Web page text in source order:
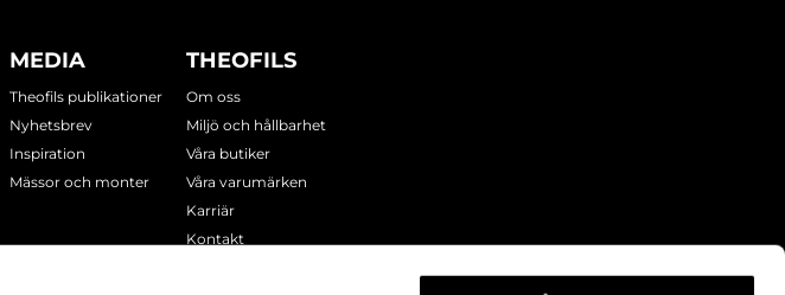
MEDIA
Theofils publikationer
Nyhetsbrev
Inspiration
Mässor och monter
THEOFILS
Om oss
Miljö och hållbarhet
Våra butiker
Våra varumärken
Karriär
Kontakt